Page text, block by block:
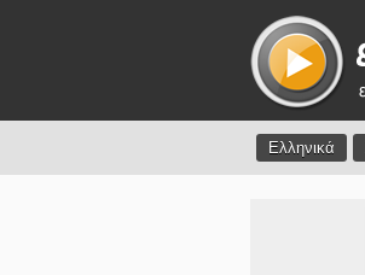
Ελληνικά